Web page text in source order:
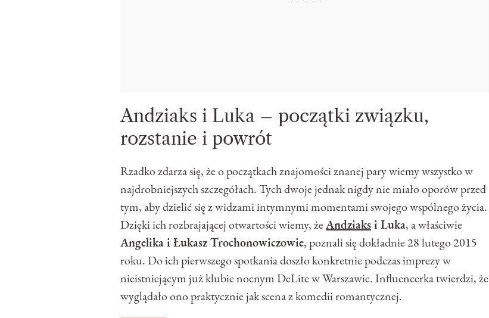
Andziaks i Luka – początki związku,
rozstanie i powrót
Rzadko zdarza się, że o początkach znajomości znanej pary wiemy wszystko w
najdrobniejszych szczegółach. Tych dwoje jednak nigdy nie miało oporów przed
tym, aby dzielić się z widzami intymnymi momentami swojego wspólnego życia.
Dzięki ich rozbrajającej otwartości wiemy, żeAndziaksi Luka, a właściwie
Angelika i Łukasz Trochonowiczowie, poznali się dokładnie 28 lutego 2015
roku. Do ich pierwszego spotkania doszło konkretnie podczas imprezy w
nieistniejącym już klubie nocnym DeLite w Warszawie. Influencerka twierdzi, że
wyglądało ono praktycznie jak scena z komedii romantycznej.